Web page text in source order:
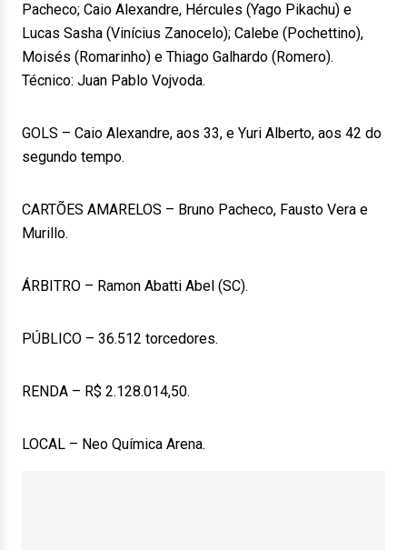
Pacheco; Caio Alexandre, Hércules (Yago Pikachu) e
Lucas Sasha (Vinícius Zanocelo); Calebe (Pochettino),
Moisés (Romarinho) e Thiago Galhardo (Romero).
Técnico: Juan Pablo Vojvoda.
GOLS – Caio Alexandre, aos 33, e Yuri Alberto, aos 42 do
segundo tempo.
CARTÕES AMARELOS – Bruno Pacheco, Fausto Vera e
Murillo.
ÁRBITRO – Ramon Abatti Abel (SC).
PÚBLICO – 36.512 torcedores.
RENDA – R$ 2.128.014,50.
LOCAL – Neo Química Arena.